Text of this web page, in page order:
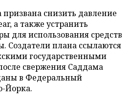
снизить давление
а также устранить
для использования средств
Создатели плана ссылаются
государственными
свержения Саддама
в Федеральный
Йорка.